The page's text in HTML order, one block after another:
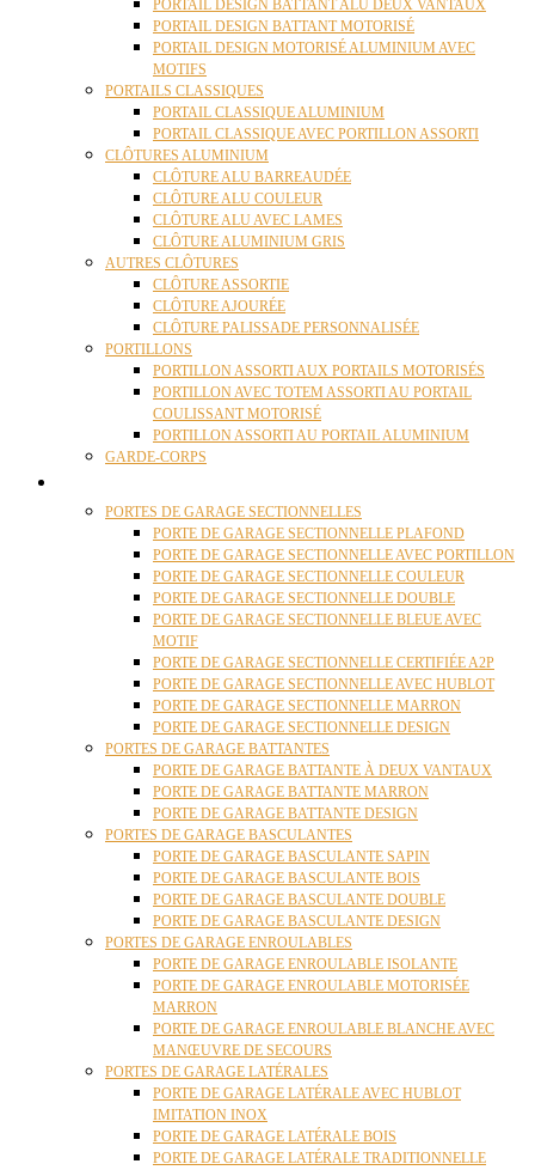
PORTAIL DESIGN BATTANT ALU DEUX VANTAUX
PORTAIL DESIGN BATTANT MOTORISÉ
PORTAIL DESIGN MOTORISÉ ALUMINIUM AVEC
MOTIFS
PORTAILS CLASSIQUES
PORTAIL CLASSIQUE ALUMINIUM
PORTAIL CLASSIQUE AVEC PORTILLON ASSORTI
CLÔTURES ALUMINIUM
CLÔTURE ALU BARREAUDÉE
CLÔTURE ALU COULEUR
CLÔTURE ALU AVEC LAMES
CLÔTURE ALUMINIUM GRIS
AUTRES CLÔTURES
CLÔTURE ASSORTIE
CLÔTURE AJOURÉE
CLÔTURE PALISSADE PERSONNALISÉE
PORTILLONS
PORTILLON ASSORTI AUX PORTAILS MOTORISÉS
PORTILLON AVEC TOTEM ASSORTI AU PORTAIL
COULISSANT MOTORISÉ
PORTILLON ASSORTI AU PORTAIL ALUMINIUM
GARDE-CORPS
PORTES DE GARAGE SECTIONNELLES
PORTE DE GARAGE SECTIONNELLE PLAFOND
PORTE DE GARAGE SECTIONNELLE AVEC PORTILLON
PORTE DE GARAGE SECTIONNELLE COULEUR
PORTE DE GARAGE SECTIONNELLE DOUBLE
PORTE DE GARAGE SECTIONNELLE BLEUE AVEC
MOTIF
PORTE DE GARAGE SECTIONNELLE CERTIFIÉE A2P
PORTE DE GARAGE SECTIONNELLE AVEC HUBLOT
PORTE DE GARAGE SECTIONNELLE MARRON
PORTE DE GARAGE SECTIONNELLE DESIGN
PORTES DE GARAGE BATTANTES
PORTE DE GARAGE BATTANTE À DEUX VANTAUX
PORTE DE GARAGE BATTANTE MARRON
PORTE DE GARAGE BATTANTE DESIGN
PORTES DE GARAGE BASCULANTES
PORTE DE GARAGE BASCULANTE SAPIN
PORTE DE GARAGE BASCULANTE BOIS
PORTE DE GARAGE BASCULANTE DOUBLE
PORTE DE GARAGE BASCULANTE DESIGN
PORTES DE GARAGE ENROULABLES
PORTE DE GARAGE ENROULABLE ISOLANTE
PORTE DE GARAGE ENROULABLE MOTORISÉE
MARRON
PORTE DE GARAGE ENROULABLE BLANCHE AVEC
MANŒUVRE DE SECOURS
PORTES DE GARAGE LATÉRALES
PORTE DE GARAGE LATÉRALE AVEC HUBLOT
IMITATION INOX
PORTE DE GARAGE LATÉRALE BOIS
PORTE DE GARAGE LATÉRALE TRADITIONNELLE